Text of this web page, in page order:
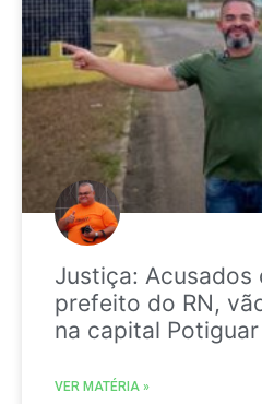
Justiça: Acusados
prefeito do RN,
na capital Potiguar
VER MATÉRIA »